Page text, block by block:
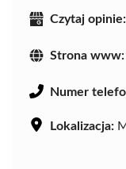
Czytaj opinie:
Strona www:
Numer
Lokalizacja: